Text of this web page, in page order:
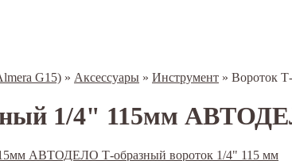
G15) » Аксессуары » Инструмент » Вороток
1/4" 115мм